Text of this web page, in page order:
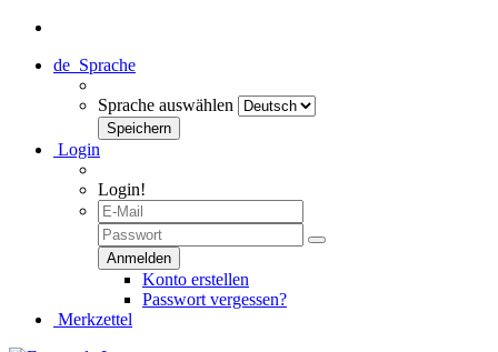
de Sprache
Sprache auswählen
Login
Login!
Konto erstellen
Passwort vergessen?
Merkzettel